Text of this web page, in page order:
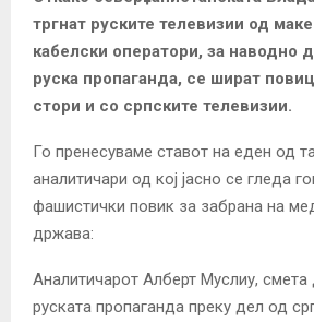
тргнат руските телевизии од
кабелски оператори, за наводно
руска пропаганда, се шират
стори и со српските телевизии.
Го пренесуваме ставот на еден од
аналитичари од кој јасно се гледа
фашистички повик за забрана на
држава:
Аналитичарот Алберт Муслиу,
руската пропаганда преку дел од